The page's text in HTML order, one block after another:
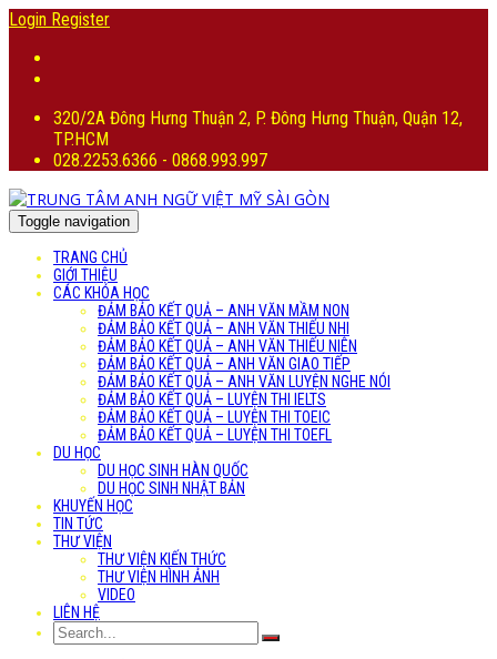
Login Register
320/2A Đông Hưng Thuận 2, P. Đông Hưng Thuận, Quận 12,
TP.HCM
028.2253.6366 - 0868.993.997
Toggle navigation
TRANG CHỦ
GIỚI THIỆU
CÁC KHÓA HỌC
ĐẢM BẢO KẾT QUẢ – ANH VĂN MẦM NON
ĐẢM BẢO KẾT QUẢ – ANH VĂN THIẾU NHI
ĐẢM BẢO KẾT QUẢ – ANH VĂN THIẾU NIÊN
ĐẢM BẢO KẾT QUẢ – ANH VĂN GIAO TIẾP
ĐẢM BẢO KẾT QUẢ – ANH VĂN LUYỆN NGHE NÓI
ĐẢM BẢO KẾT QUẢ – LUYỆN THI IELTS
ĐẢM BẢO KẾT QUẢ – LUYỆN THI TOEIC
ĐẢM BẢO KẾT QUẢ – LUYỆN THI TOEFL
DU HỌC
DU HỌC SINH HÀN QUỐC
DU HỌC SINH NHẬT BẢN
KHUYẾN HỌC
TIN TỨC
THƯ VIỆN
THƯ VIỆN KIẾN THỨC
THƯ VIỆN HÌNH ẢNH
VIDEO
LIÊN HỆ